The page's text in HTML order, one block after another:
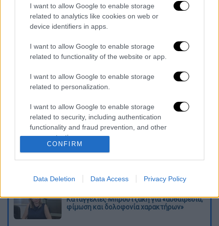
I want to allow Google to enable storage
related to analytics like cookies on web or
device identifiers in apps.
I want to allow Google to enable storage
related to functionality of the website or app.
I want to allow Google to enable storage
related to personalization.
I want to allow Google to enable storage
related to security, including authentication
functionality and fraud prevention, and other
user protection.
CONFIRM
Data Deletion Data Access Privacy Policy
Θετικοί στον κορονοϊό βρέθηκαν πρόσφατα,
μεταξύ άλλων, ο σύζυγος της αντιπροέδρου
των ΗΠΑ, ο Νταγκ Έμχοφ, ο διευθυντής
επικοινωνίας της Χάρις, ο Τζαμάλ Σίμονς, η
εκπρόσωπος του Λευκού Οίκου Τζεν Ψάκι
και η αναπληρώτριά της Καρίν Ζαν-Πιερ.
Διαβάστε ακόμη
Συνελήφθησαν δύο μέλη μαφίας στο
Παλαιό Φάληρο - Οι εκβιασμοί, οι
ξυλοδαρμοί και τα προσωνύμια «πίτμπουλ»
και «μπουλντόγκ»
Βίντεο-σοκ από το μακελειό σε σχολείο
στην Ταϊλάνδη: Η στιγμή που ο 14χρονος
Καταγγελίες Μπρουτζάκη για «αυθαιρεσία,
φίμωση και δολοφονία χαρακτήρων»